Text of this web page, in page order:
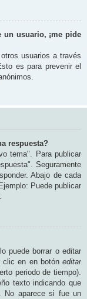
un usuario, ¡me pide
usuarios a través
es para prevenir el
respuesta?
tema". Para publicar
Seguramente
Abajo de cada
Puede publicar
puede borrar o editar
clic en en botón editar
periodo de tiempo).
texto indicando que
No aparece si fue un